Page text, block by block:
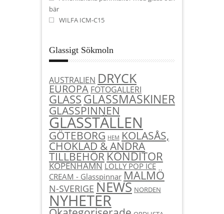
bär
WILFA ICM-C15
Glassigt Sökmoln
AUSTRALIEN DRYCK
EUROPA FOTOGALLERI
GLASSGLASSMASKINER
GLASSPINNEN
GLASSTÄLLEN
GÖTEBORG HEM KOLASÅS,
CHOKLAD & ANDRA
TILLBEHÖRKONDITOR
KÖPENHAMN LOLLY POP ICE
CREAM - Glasspinnar MALMÖ
N-SVERIGE NEWS NORDEN
NYHETER